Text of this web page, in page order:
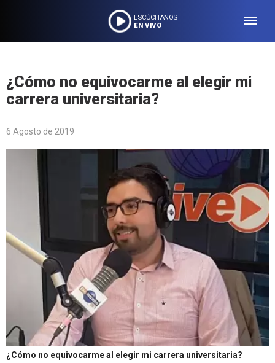
ESCÚCHANOS
EN VIVO
¿Cómo no equivocarme al elegir mi
carrera universitaria?
6 Agosto de 2019
¿Cómo no equivocarme al elegir mi carrera universitaria?